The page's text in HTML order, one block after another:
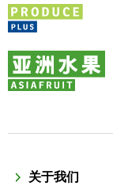
关于我们